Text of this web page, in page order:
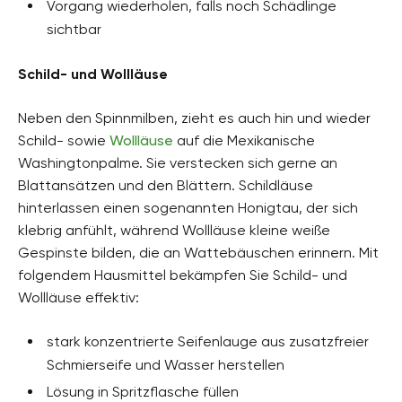
Vorgang wiederholen, falls noch Schädlinge
sichtbar
Schild- und Wollläuse
Neben den Spinnmilben, zieht es auch hin und wieder
Schild- sowie Wollläuse auf die Mexikanische
Washingtonpalme. Sie verstecken sich gerne an
Blattansätzen und den Blättern. Schildläuse
hinterlassen einen sogenannten Honigtau, der sich
klebrig anfühlt, während Wollläuse kleine weiße
Gespinste bilden, die an Wattebäuschen erinnern. Mit
folgendem Hausmittel bekämpfen Sie Schild- und
Wollläuse effektiv:
stark konzentrierte Seifenlauge aus zusatzfreier
Schmierseife und Wasser herstellen
Lösung in Spritzflasche füllen